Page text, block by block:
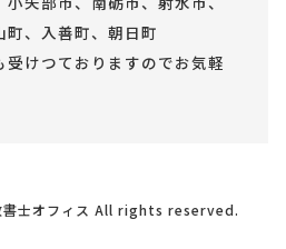
、入善町、朝日町
けつておりますのでお気軽
士オフィス All rights reserved.